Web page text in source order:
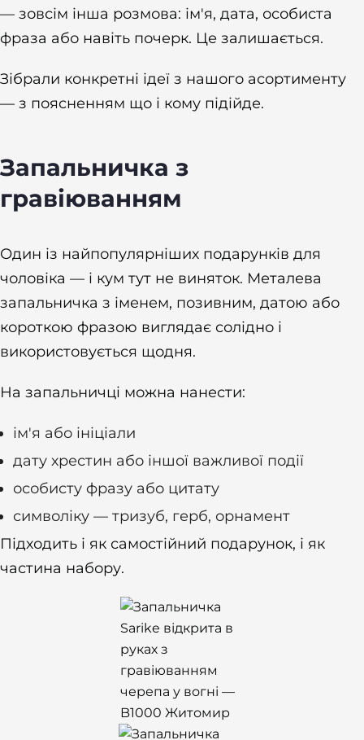
— зовсім інша розмова: ім'я, дата, особиста
фраза або навіть почерк. Це залишається.
Зібрали конкретні ідеї з нашого асортименту
— з поясненням що і кому підійде.
Запальничка з
гравіюванням
Один із найпопулярніших подарунків для
чоловіка — і кум тут не виняток. Металева
запальничка з іменем, позивним, датою або
короткою фразою виглядає солідно і
використовується щодня.
На запальничці можна нанести:
ім'я або ініціали
дату хрестин або іншої важливої події
особисту фразу або цитату
символіку — тризуб, герб, орнамент
Підходить і як самостійний подарунок, і як
частина набору.